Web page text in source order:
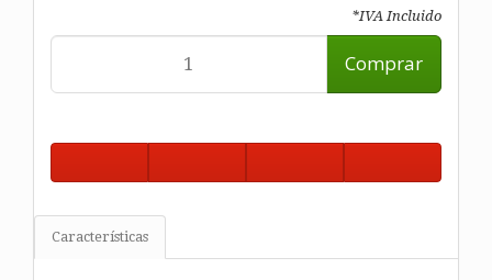
*IVA Incluido
Comprar
Características